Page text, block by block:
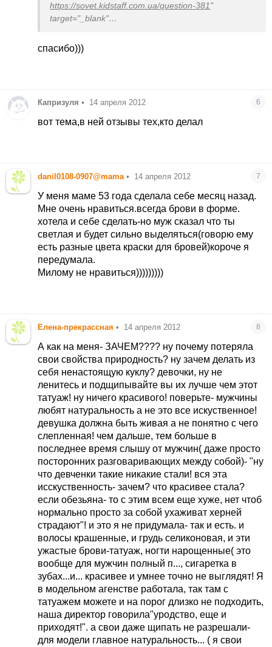
https://sovet.kidstaff.com.ua/question-381 "
target="_blank"
спасибо)))
Капризуля • 14 апреля 2012 6
вот тема,в ней отзывы тех,кто делал
danil0108-0907@mama • 14 апреля 2012 7
У меня маме 53 года сделала себе месяц назад.
Мне очень нравиться.всегда брови в форме.
хотела и себе сделать-но муж сказал что ты
светлая и будет сильно выделяться(говорю ему
есть разные цвета краски для бровей)короче я
передумала.
Милому не нравиться)))))))))
Елена-прекрассная • 14 апреля 2012 8
А как на меня- ЗАЧЕМ???? ну почему потеряла
свои свойства природность? ну зачем делать из
себя ненастоящую куклу? девочки, ну не
ленитесь и подщипывайте вы их лучше чем этот
татуаж! ну ничего красивого! поверьте- мужчины
любят натуральность а не это все искуственное!
девушка должна быть живая а не понятно с чего
слепленная! чем дальше, тем больше в
последнее время слышу от мужчин( даже просто
посторонних разговаривающих между собой)- "ну
что девченки такие никакие стали! вся эта
исскуственность- зачем? что красивее стала?
если обезьяна- то с этим всем еще хуже, нет чтоб
нормально просто за собой ухаживат херней
страдают"! и это я не придумала- так и есть. и
волосы крашенные, и грудь селиконовая, и эти
ужастые брови-татуаж, ногти нарощенные( это
вообще для мужчин полный п..., сигаретка в
зубах...и... красивее и умнее точно не выглядят! Я
в модельном агенстве работала, так там с
татуажем можете и на порог длизко не подходить,
наша директор говорила"уродство, еще и
приходят!". а свои даже щипать не разрешали-
для модели главное натуральность... ( я свои